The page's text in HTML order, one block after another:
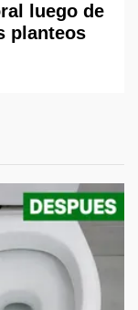
luego de
planteos